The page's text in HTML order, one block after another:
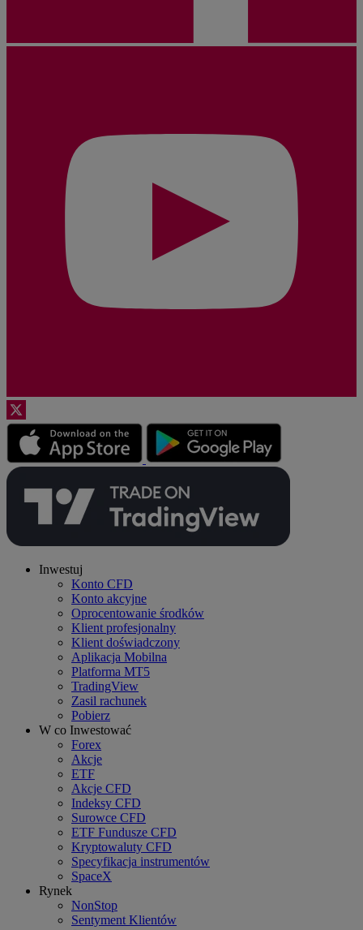
Inwestuj
Konto CFD
Konto akcyjne
Oprocentowanie środków
Klient profesjonalny
Klient doświadczony
Aplikacja Mobilna
Platforma MT5
TradingView
Zasil rachunek
Pobierz
W co Inwestować
Forex
Akcje
ETF
Akcje CFD
Indeksy CFD
Surowce CFD
ETF Fundusze CFD
Kryptowaluty CFD
Specyfikacja instrumentów
SpaceX
Rynek
NonStop
Sentyment Klientów